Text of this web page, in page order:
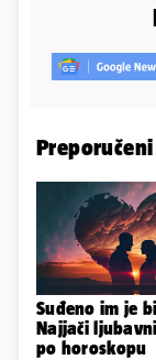
Suđeno im je
Najjači
po horoskopu